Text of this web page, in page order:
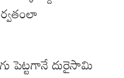
పెట్టగానే దురైసామి